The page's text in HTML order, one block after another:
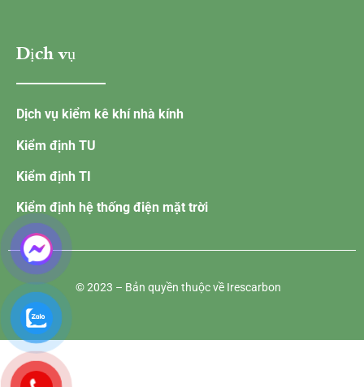
Dịch vụ
Dịch vụ kiểm kê khí nhà kính
Kiểm định TU
Kiểm định TI
Kiểm định hệ thống điện mặt trời
© 2023 – Bản quyền thuộc về Irescarbon